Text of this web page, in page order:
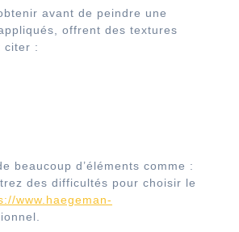
avant de peindre une
offrent des textures
citer :
beaucoup d’éléments comme :
des difficultés pour choisir le
www.haegeman-